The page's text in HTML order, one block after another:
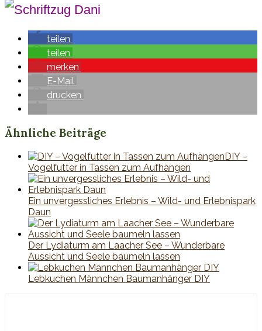
teilen
teilen
merken
E-Mail
drucken
Ähnliche Beiträge
DIY –
Vogelfutter in Tassen zum Aufhängen
Ein unvergessliches Erlebnis – Wild- und Erlebnispark
Daun
Der Lydiaturm am Laacher See – Wunderbare
Aussicht und Seele baumeln lassen
Lebkuchen Männchen Baumanhänger DIY